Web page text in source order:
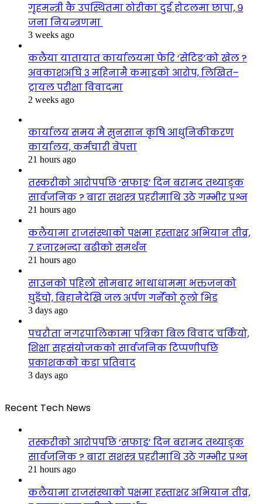
गृहमन्त्री कै उपस्थितमा ठोरीका दुई होटलमा छापा, ९
जना नियन्त्रणमा
3 weeks ago
कलैया यातायात कार्यालयमा फेरि ‘सेटिङ’को खेल ?
अवकाशअघि ३ महिनामै कमाइको आरोप, लिखित–
ट्रायल परीक्षा विवादमा
2 weeks ago
कार्यालय समय मै सुनसान कृषि आधुनिकीकरण
कार्यालय, कर्मचारी बेपत्ता
21 hours ago
तस्करीको आरोपपछि ‘सफाइ’ दिन बरामद तथ्याङ्क
सार्वजनिक ? बारा सशस्त्र प्रहरीमाथि उठे गम्भीर प्रश्न
21 hours ago
कलैयामा राजसंस्थाको पक्षमा हस्ताक्षर अभियान तीव्र,
७ हजारभन्दा बढीको समर्थन
21 hours ago
साउनको पहिलो सोमबार भाथाधाममा भक्तजनको
घुइँचो, बिहानैदेखि जल अर्पण गर्नेको ठूलो भिड
3 days ago
पचरौता नगरपालिकामा पत्रिका बिल विवाद चर्कियो,
शिक्षा सहसंयोजकको सार्वजनिक टिप्पणीपछि
प्रकाशकको कडा प्रतिवाद
3 days ago
Recent Tech News
तस्करीको आरोपपछि ‘सफाइ’ दिन बरामद तथ्याङ्क
सार्वजनिक ? बारा सशस्त्र प्रहरीमाथि उठे गम्भीर प्रश्न
21 hours ago
कलैयामा राजसंस्थाको पक्षमा हस्ताक्षर अभियान तीव्र,